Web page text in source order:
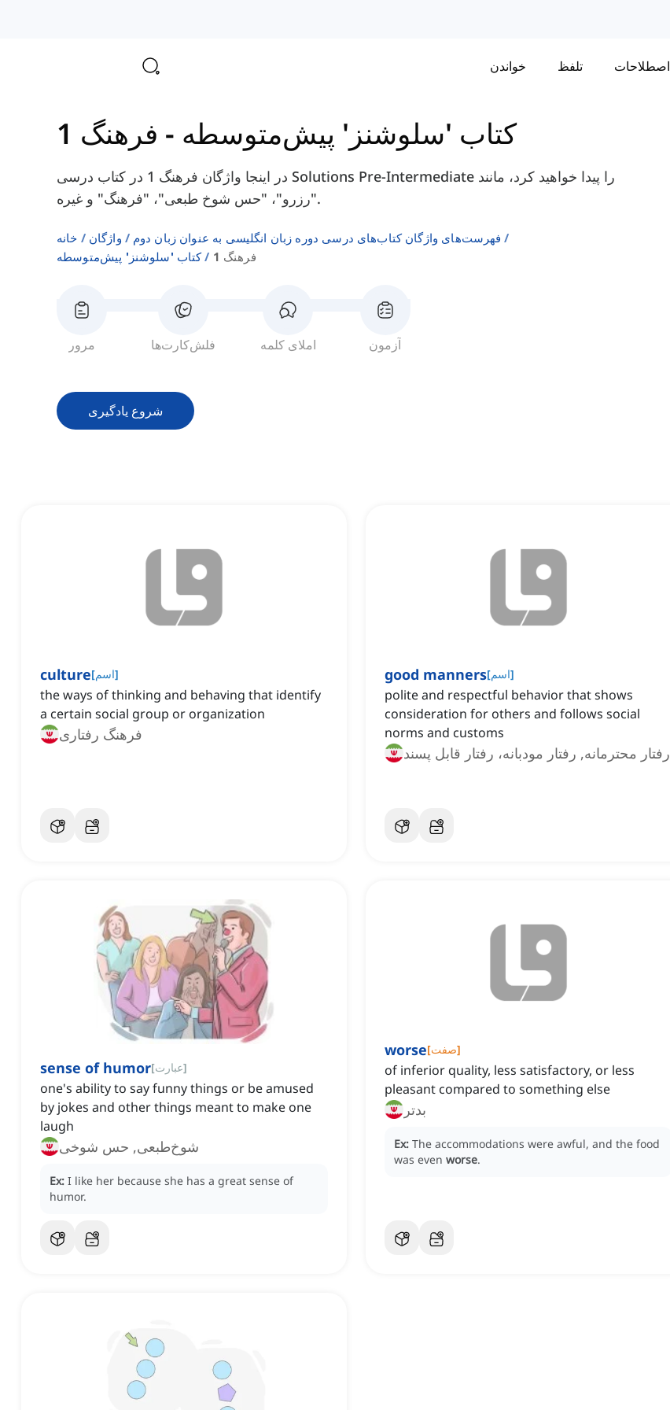
اصطلاحات تلفظ خواندن
کتاب 'سلوشنز' پیش‌متوسطه - فرهنگ 1
در اینجا واژگان فرهنگ 1 در کتاب درسی Solutions Pre-Intermediate را پیدا خواهید کرد، مانند
"رزرو"، "حس شوخ طبعی"، "فرهنگ" و غیره.
خانه واژگان
فهرست‌های واژگان کتاب‌های درسی دوره زبان انگلیسی به عنوان زبان دوم
کتاب 'سلوشنز' پیش‌متوسطه
فرهنگ 1
مرور فلش‌کارت‌ها املای کلمه آزمون
شروع یادگیری
culture[اسم]
the ways of thinking and behaving that identify
a certain social group or organization
فرهنگ رفتاری
good manners[اسم]
polite and respectful behavior that shows
consideration for others and follows social
norms and customs
رفتار محترمانه, رفتار مودبانه، رفتار قابل پسند
sense of humor[عبارت]
one's ability to say funny things or be amused
by jokes and other things meant to make one
laugh
شوخ‌طبعی, حس شوخی
Ex: I like her because she has a great sense of
humor.
worse[صفت]
of inferior quality, less satisfactory, or less
pleasant compared to something else
بدتر
Ex: The accommodations were awful, and the food
was even worse.